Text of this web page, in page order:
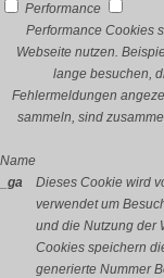
Performance
Performance Cookies
Webseite nutzen.
lange besuchen,
Fehlermeldungen
sammeln, sind
Name
_ga
Dieses Cookie wird
verwendet um
und die Nutzung der
Cookies speichern
generierte Nummer